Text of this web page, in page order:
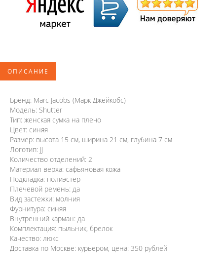
ОПИСАНИЕ
Бренд: Marc Jacobs (Марк Джейкобс)
Модель: Shutter
Тип: женская сумка на плечо
Цвет: синяя
Размер: высота 15 см, ширина 21 см, глубина 7 см
Логотип: JJ
Количество отделений: 2
Материал верха: сафьяновая кожа
Подкладка: полиэстер
Плечевой ремень: да
Вид застежки: молния
Фурнитура: синяя
Внутренний карман: да
Комплектация: пыльник, брелок
Качество: люкс
Доставка по Москве: курьером, цена: 350 рублей